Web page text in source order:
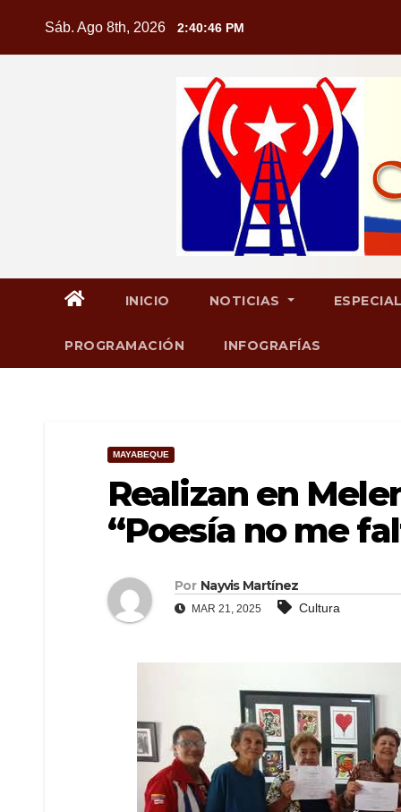
Sáb. Ago 8th, 2026 2:40:47 PM
INICIO NOTICIAS
PROGRAMACIÓN INFOGRAFÍAS
MAYABEQUE
Realizan en
“Poesía no me
Por Nayvis Martínez
MAR 21, 2025 Cultura